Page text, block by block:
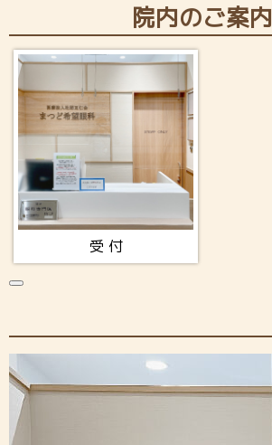
院内のご案内
受 付